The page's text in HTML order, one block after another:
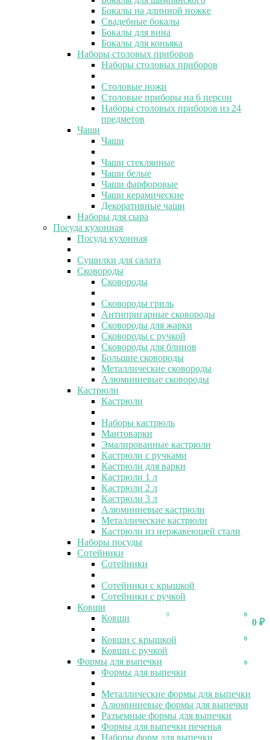
0
0 ₽
0
0
0
Бокалы на длинной ножке
Свадебные бокалы
Бокалы для вина
Бокалы для коньяка
Наборы столовых приборов
Наборы столовых приборов
Столовые ножи
Столовые приборы на 6 персон
Наборы столовых приборов из 24
предметов
Чаши
Чаши
Чаши стеклянные
Чаши белые
Чаши фарфоровые
Чаши керамические
Декоративные чаши
Наборы для сыра
Посуда кухонная
Посуда кухонная
Сушилки для салата
Сковороды
Сковороды
Сковороды гриль
Антипригарные сковороды
Сковороды для жарки
Сковороды с ручкой
Сковороды для блинов
Большие сковороды
Металлические сковороды
Алюминиевые сковороды
Кастрюли
Кастрюли
Наборы кастрюль
Мантоварки
Эмалированные кастрюли
Кастрюли с ручками
Кастрюли для варки
Кастрюли 1 л
Кастрюли 2 л
Кастрюли 3 л
Алюминиевые кастрюли
Металлические кастрюли
Кастрюли из нержавеющей стали
Наборы посуды
Сотейники
Сотейники
Сотейники с крышкой
Сотейники с ручкой
Ковши
Ковши
Ковши с крышкой
Ковши с ручкой
Формы для выпечки
Формы для выпечки
Металлические формы для выпечки
Алюминиевые формы для выпечки
Разъемные формы для выпечки
Формы для выпечки печенья
Наборы форм для выпечки